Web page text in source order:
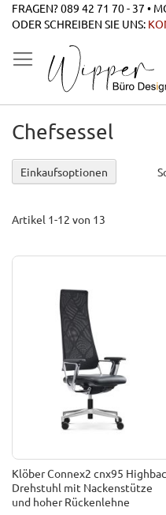
Zum
Inhalt
FRAGEN? 089 42 71 70 - 37 •
ODER SCHREIBEN SIE UNS:
Chefsessel
Artikel 1-12 von 13
Klöber Connex2 cnx95
Drehstuhl mit Nackenstütze
und hoher Rückenlehne
Einkaufsoptionen